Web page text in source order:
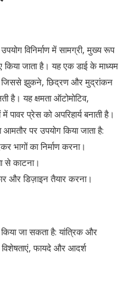
विनिर्माण में सामग्री, मुख्य रूप
जाता है। यह एक डाई के माध्यम
जिससे झुकने, छिद्रण और मुद्रांकन
है। यह क्षमता ऑटोमोटिव,
प्रेस को अपरिहार्य बनाती है।
पर उपयोग किया जाता है:
भागों का निर्माण करना।
से काटना।
और डिज़ाइन तैयार करना।
किया जा सकता है: यांत्रिक और
विशेषताएं, फायदे और आदर्श